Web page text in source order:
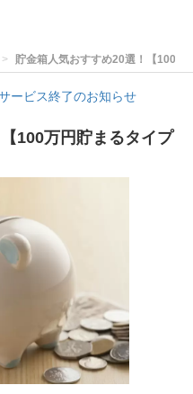
貯金箱人気おすすめ20選！【100万
ービス終了のお知らせ
100万円貯まるタイプ